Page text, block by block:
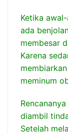
Ketika
ada
membesar
Karena
meminum
diambil
Setelah